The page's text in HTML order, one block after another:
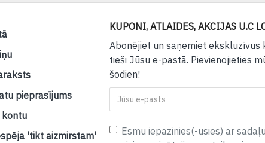
pieprasījums
kontu
'tikt aizmirstam'
KUPONI, ATLAIDES, AKCIJAS U.C
Abonējiet un saņemiet ekskluzīvus
tieši Jūsu e-pastā. Pievienojieties
šodien!
Esmu iepazinies(-usies) ar